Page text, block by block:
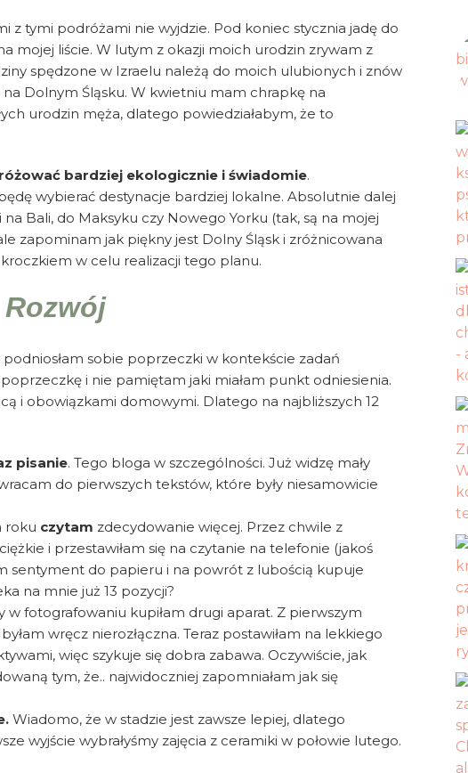
z tymi podróżami nie wyjdzie. Pod koniec stycznia jadę do
mojej liście. W lutym z okazji moich urodzin zrywam z
spędzone w Izraelu należą do moich ulubionych i znów
Dolnym Śląsku. W kwietniu mam chrapkę na
urodzin męża, dlatego powiedziałabym, że to
bardziej ekologicznie i świadomie.
wybierać destynacje bardziej lokalne. Absolutnie dalej
Bali, do Maksyku czy Nowego Yorku (tak, są na mojej
zapominam jak piękny jest Dolny Śląsk i zróżnicowana
kroczkiem w celu realizacji tego planu.
Rozwój
sobie poprzeczki w kontekście zadań
i nie pamiętam jaki miałam punkt odniesienia.
i obowiązkami domowymi. Dlatego na najbliższych 12
pisanie. Tego bloga w szczególności. Już widzę mały
do pierwszych tekstów, które były niesamowicie
roku czytam zdecydowanie więcej. Przez chwile z
i przestawiłam się na czytanie na telefonie (jakoś
sentyment do papieru i na powrót z lubością kupuje
na mnie już 13 pozycji?
w fotografowaniu kupiłam drugi aparat. Z pierwszym
wręcz nierozłączna. Teraz postawiłam na lekkiego
więc szykuje się dobra zabawa. Oczywiście, jak
tym, że.. najwidoczniej zapomniałam jak się
Wiadomo, że w stadzie jest zawsze lepiej, dlatego
wyjście wybrałyśmy zajęcia z ceramiki w połowie lutego.